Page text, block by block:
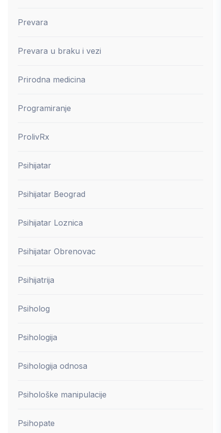
Prevara
Prevara u braku i vezi
Prirodna medicina
Programiranje
ProlivRx
Psihijatar
Psihijatar Beograd
Psihijatar Loznica
Psihijatar Obrenovac
Psihijatrija
Psiholog
Psihologija
Psihologija odnosa
Psihološke manipulacije
Psihopate